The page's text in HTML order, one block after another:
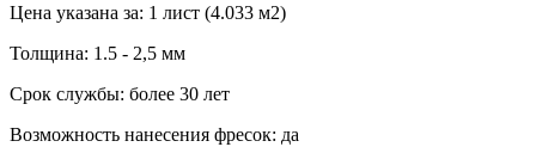
Цена указана за: 1 лист (4.033 м2)
Толщина: 1.5 - 2,5 мм
Срок службы: более 30 лет
Возможность нанесения фресок: да